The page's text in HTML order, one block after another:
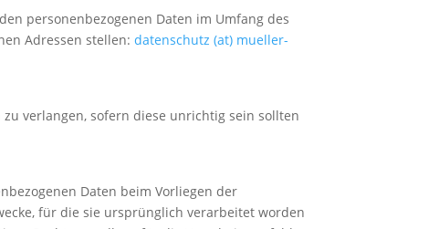
personenbezogenen Daten im Umfang des
Adressen stellen:datenschutz (at) mueller-
verlangen, sofern diese unrichtig sein sollten
Daten beim Vorliegen der
für die sie ursprünglich verarbeitet worden